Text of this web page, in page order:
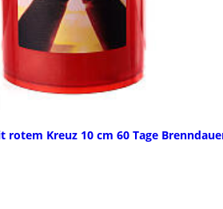
rotem Kreuz 10 cm 60 Tage